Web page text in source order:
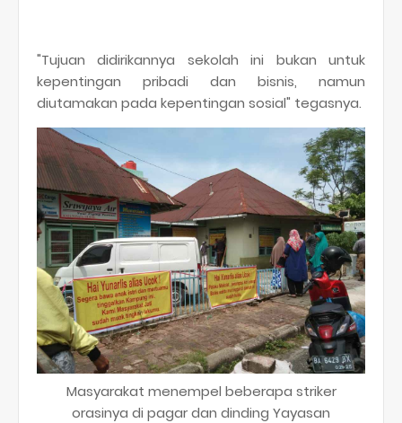
"Tujuan didirikannya sekolah ini bukan untuk
kepentingan pribadi dan bisnis, namun
diutamakan pada kepentingan sosial" tegasnya.
Masyarakat menempel beberapa striker
orasinya di pagar dan dinding Yayasan